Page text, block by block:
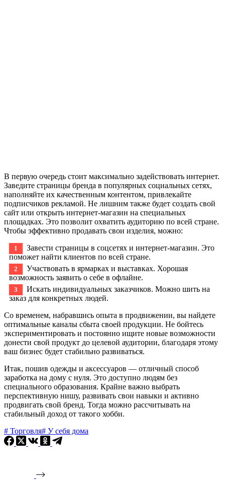
В первую очередь стоит максимально задействовать интернет.
Заведите страницы бренда в популярных социальных сетях,
наполняйте их качественным контентом, привлекайте
подписчиков рекламой. Не лишним также будет создать свой
сайт или открыть интернет-магазин на специальных
площадках. Это позволит охватить аудиторию по всей стране.
Чтобы эффективно продавать свои изделия, можно:
Завести страницы в соцсетях и интернет-магазин. Это
поможет найти клиентов по всей стране.
Участвовать в ярмарках и выставках. Хорошая
возможность заявить о себе в офлайне.
Искать индивидуальных заказчиков. Можно шить на
заказ для конкретных людей.
Со временем, набравшись опыта в продвижении, вы найдете
оптимальные каналы сбыта своей продукции. Не бойтесь
экспериментировать и постоянно ищите новые возможности
донести свой продукт до целевой аудитории, благодаря этому
ваш бизнес будет стабильно развиваться.
Итак, пошив одежды и аксессуаров — отличный способ
заработка на дому с нуля. Это доступно людям без
специального образования. Крайне важно выбрать
перспективную нишу, развивать свои навыки и активно
продвигать свой бренд. Тогда можно рассчитывать на
стабильный доход от такого хобби.
# Торговля# У себя дома